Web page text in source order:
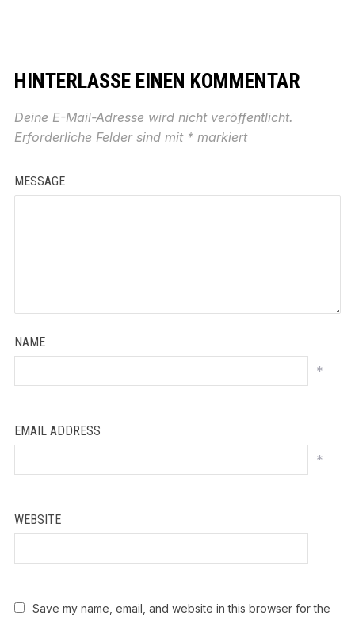
HINTERLASSE EINEN KOMMENTAR
Deine E-Mail-Adresse wird nicht veröffentlicht.
Erforderliche Felder sind mit *markiert
MESSAGE
NAME
*
EMAIL ADDRESS
*
WEBSITE
Save my name, email, and website in this browser for the